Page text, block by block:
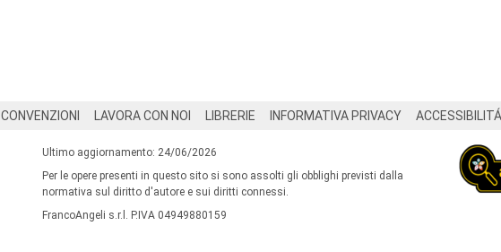
CONVENZIONI LAVORA CON NOI LIBRERIE INFORMATIVA PRIVACY ACCESSIBILITÁ
Ultimo aggiornamento: 24/06/2026
Per le opere presenti in questo sito si sono assolti gli obblighi previsti dalla
normativa sul diritto d'autore e sui diritti connessi.
FrancoAngeli s.r.l. P.IVA 04949880159